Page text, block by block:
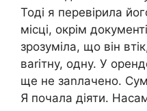
Тоді я перевірила
місці, окрім
зрозуміла, що він
ваrітну, одну. У
ще не заnлачено.
Я почала діяти.